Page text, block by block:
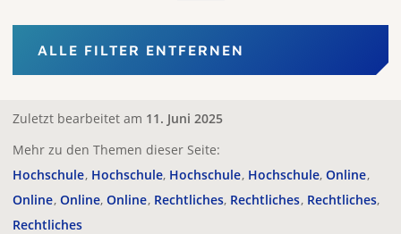
ALLE FILTER ENTFERNEN
Zuletzt bearbeitet am 11. Juni 2025
Mehr zu den Themen dieser Seite:
Hochschule Hochschule Hochschule Hochschule Online
Online Online Online Rechtliches Rechtliches Rechtliches
Rechtliches